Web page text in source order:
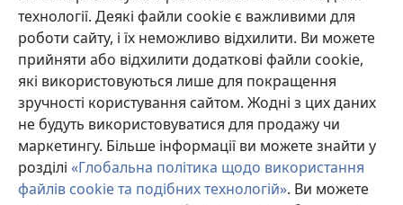
технології. Деякі файли cookie є важливими для
роботи сайту, і їх неможливо відхилити. Ви можете
прийняти або відхилити додаткові файли cookie,
які використовуються лише для покращення
зручності користування сайтом. Жодні з цих даних
не будуть використовуватися для продажу чи
маркетингу. Більше інформації ви можете знайти у
розділі «Глобальна політика щодо використання
файлів cookie та подібних технологій». Ви можете
https://www.ncbi.nlm.nih.gov/pubmed/21987667
у
новому
вікні)
Perfusion approaches to blood conservation.
McKay C.
Source‎: Semin Cardiothorac Vasc Anesth
2007;11(4):252-5.
Indexed‎: PubMed 18270187
DOI‎: 10.1177/1089253207311158
https://www.ncbi.nlm.nih.gov/pubmed/18270187(відкривається